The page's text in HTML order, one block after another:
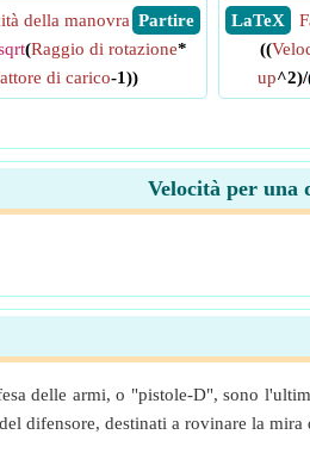
​ Partire
della manovra
(Raggio di rotazione*
di carico-1))
​ LaTeX
((
up
Velocità per una
delle armi, o "pistole-D", sono
difensore, destinati a rovinare la